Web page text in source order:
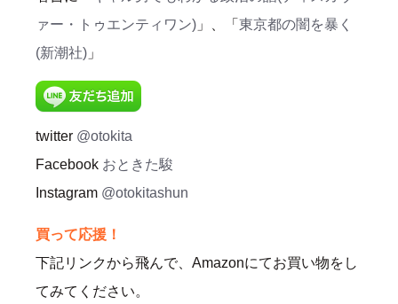
ァー・トゥエンティワン) 」、「 東京都の闇を暴く
(新潮社) 」
twitter @otokita
Facebook おときた駿
Instagram @otokitashun
買って応援！
下記リンクから飛んで、Amazonにてお買い物をし
てみてください。